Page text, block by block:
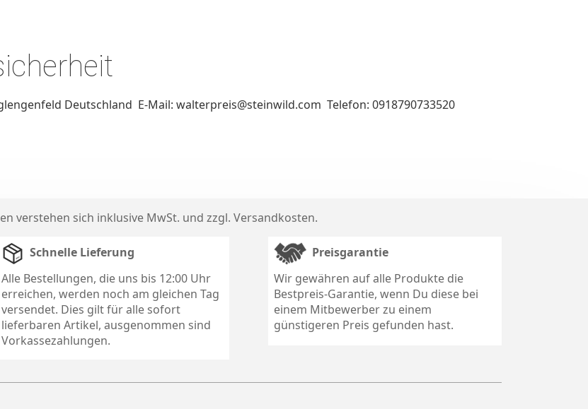
Deutschland E-Mail: walterpreis@steinwild.com Telefon: 0918790733520
verstehen sich inklusive MwSt. und zzgl. Versandkosten.
Schnelle Lieferung
Alle Bestellungen, die uns bis 12:00 Uhr
erreichen, werden noch am gleichen Tag
versendet. Dies gilt für alle sofort
lieferbaren Artikel, ausgenommen sind
Vorkassezahlungen.
Preisgarantie
Wir gewähren auf alle Produkte die
Bestpreis-Garantie, wenn Du diese bei
einem Mitbewerber zu einem
günstigeren Preis gefunden hast.